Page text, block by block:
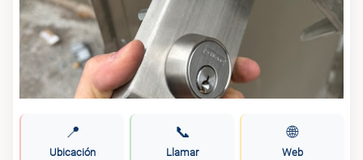
📍
Ubicación
📞
Llamar
🌐
Web